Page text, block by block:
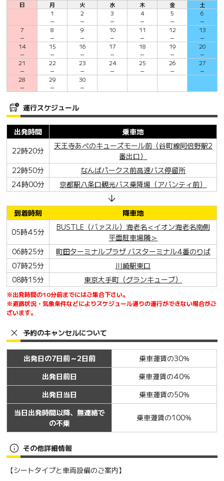
日 月 火 水 木 金
土
1
－
2
－
3
－
4
－
5
－
6
－
7
－
8
－
9
－
10
－
11
－
12
－
13
－
14
－
15
－
16
－
17
－
18
－
19
－
20
－
21
－
22
－
23
－
24
－
25
－
26
－
27
－
28
－
29
－
30
－
運行スケジュール
出発時間
乗車地
22時20分
天王寺あべのキューズモール前（谷町線阿倍野駅2
番出口）
22時50分
なんばパークス前高速バス停留所
24時00分
京都駅八条口観光バス乗降場（アバンティ前）
到着時刻
降車地
05時45分
BUSTLE（バァスル）海老名＜イオン海老名南側
平面駐車場隣＞
06時25分
町田ターミナルプラザ バスターミナル4番のりば
07時25分
川崎駅東口
08時15分
東京大手町（グランキューブ）
※出発時間の10分前までにはご集合下さい。
※道路状況・気象条件などによりスケジュール通りの運行ができない場合がご
ざいます。
予約のキャンセルについて
出発日の7日前～2日前
乗車運賃の30％
出発日前日
乗車運賃の40％
出発日当日
乗車運賃の50％
当日出発時間以降、無連絡で
の不乗
乗車運賃の100％
その他詳細情報
【シートタイプと車両設備のご案内】